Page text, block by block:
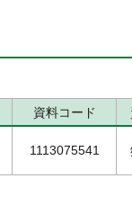
資料コード
1113075541